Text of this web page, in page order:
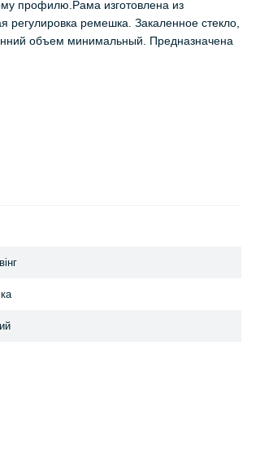
профилю.Рама изготовлена из
регулировка ремешка. Закаленное стекло,
объем минимальный. Предназначена